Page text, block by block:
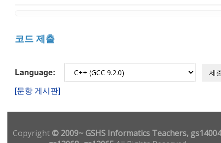
코드 제출
Language: 제
[문항 게시판]
Copyright© 2009~ GSHS Informatics Teachers,